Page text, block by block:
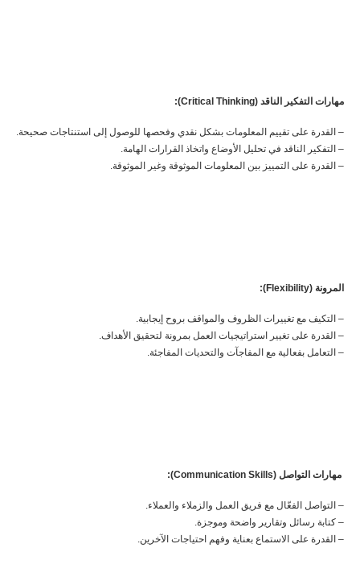
مهارات التفكير الناقد (Critical Thinking):
– القدرة على تقييم المعلومات بشكل نقدي وفحصها للوصول إلى استنتاجات صحيحة.
– التفكير الناقد في تحليل الأوضاع واتخاذ القرارات الهامة.
– القدرة على التمييز بين المعلومات الموثوقة وغير الموثوقة.
المرونة (Flexibility):
– التكيف مع تغييرات الظروف والمواقف بروح إيجابية.
– القدرة على تغيير استراتيجيات العمل بمرونة لتحقيق الأهداف.
– التعامل بفعالية مع المفاجآت والتحديات المفاجئة.
مهارات التواصل (Communication Skills):
– التواصل الفعّال مع فريق العمل والزملاء والعملاء.
– كتابة رسائل وتقارير واضحة وموجزة.
– القدرة على الاستماع بعناية وفهم احتياجات الآخرين.